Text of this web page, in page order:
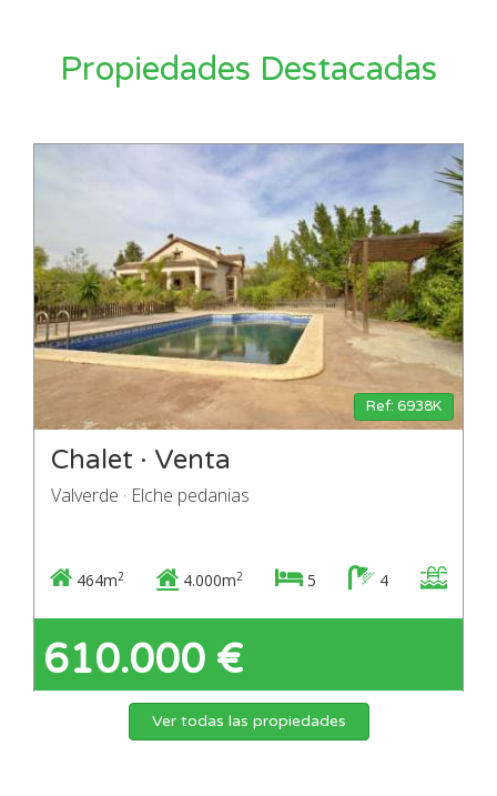
Propiedades Destacadas
Ref: 6938K
Chalet · Venta
Valverde · Elche pedanias
464m2 4.000m2 5 4
610.000 €
Ver todas las propiedades